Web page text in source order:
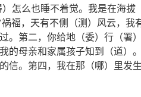
怎么也睡不着觉。我是在海拔
福，天有不侧（测）风云，我
。第二，你给地（委）行（署）
的母亲和家属孩子知到（道）。
信。第四，我在那（哪）里发生